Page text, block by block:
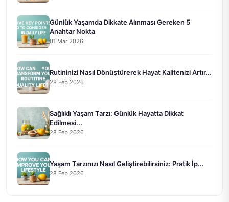
Günlük Yaşamda Dikkate Alınması Gereken 5
Anahtar Nokta
01 Mar 2026
Rutininizi Nasıl Dönüştürerek Hayat Kalitenizi Artır...
28 Feb 2026
Sağlıklı Yaşam Tarzı: Günlük Hayatta Dikkat
Edilmesi...
28 Feb 2026
Yaşam Tarzınızı Nasıl Geliştirebilirsiniz: Pratik İp...
28 Feb 2026